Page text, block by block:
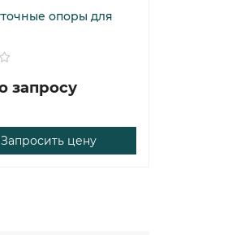
опоры для
запросу
Запросить цену